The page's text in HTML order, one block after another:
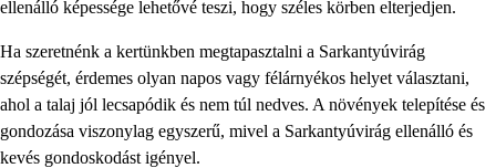
ellenálló képessége lehetővé teszi, hogy széles körben elterjedjen.
Ha szeretnénk a kertünkben megtapasztalni a Sarkantyúvirág
szépségét, érdemes olyan napos vagy félárnyékos helyet választani,
ahol a talaj jól lecsapódik és nem túl nedves. A növények telepítése és
gondozása viszonylag egyszerű, mivel a Sarkantyúvirág ellenálló és
kevés gondoskodást igényel.